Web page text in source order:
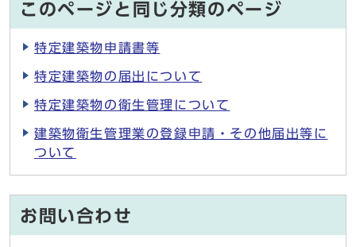
このページと同じ分類のページ
特定建築物申請書等
特定建築物の届出について
特定建築物の衛生管理について
建築物衛生管理業の登録申請・その他届出等に
ついて
お問い合わせ